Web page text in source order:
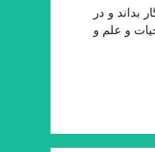
و در
و علم و